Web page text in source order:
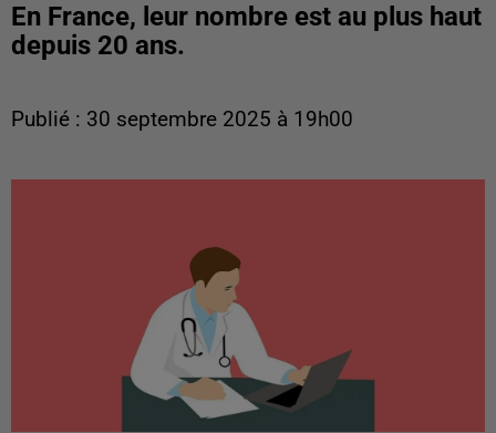
En France, leur nombre est au plus haut
depuis 20 ans.
Publié : 30 septembre 2025 à 19h00